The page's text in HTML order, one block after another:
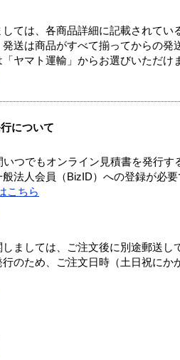
ては、各商品詳細に記載されてい
送は商品がすべて揃ってからの発
ヤマト運輸」からお選びいただけ
について
つでもオンライン見積書を発行す
法人会員（BizID）への登録が必要
こちら
ましては、ご注文後に別途郵送し
のため、ご注文日時（土日祝に